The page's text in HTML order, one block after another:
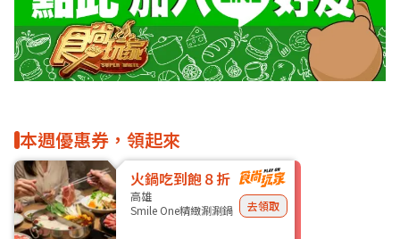
本週優惠券，領起來
火鍋吃到飽８折
高雄
Smile One精緻涮涮鍋
去領取